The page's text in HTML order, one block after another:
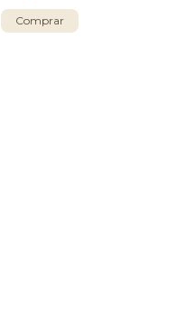
Comprar